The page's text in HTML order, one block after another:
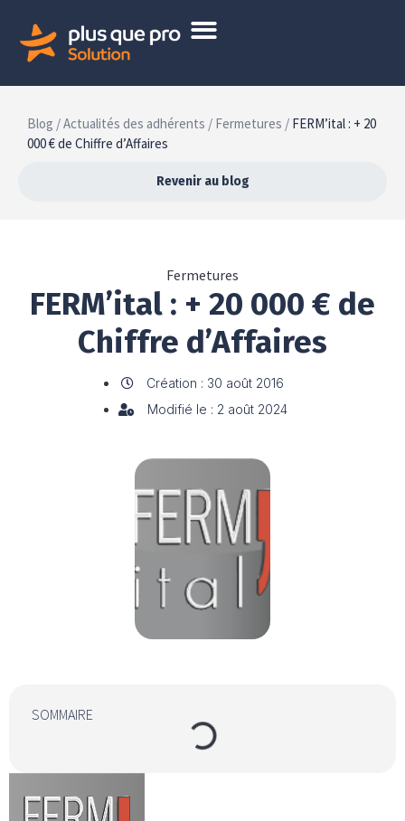
Blog /Actualités des adhérents / Fermetures / FERM’ital : + 20
000 € de Chiffre d’Affaires
Revenir au blog
Fermetures
FERM’ital : + 20 000 € de
Chiffre d’Affaires
Création : 30 août 2016
Modifié le : 2 août 2024
SOMMAIRE